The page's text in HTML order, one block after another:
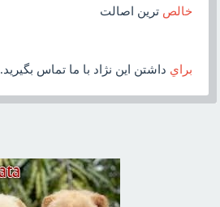
خالص ترين اصالت
براي داشتن اين نژاد با ما تماس بگيريد.